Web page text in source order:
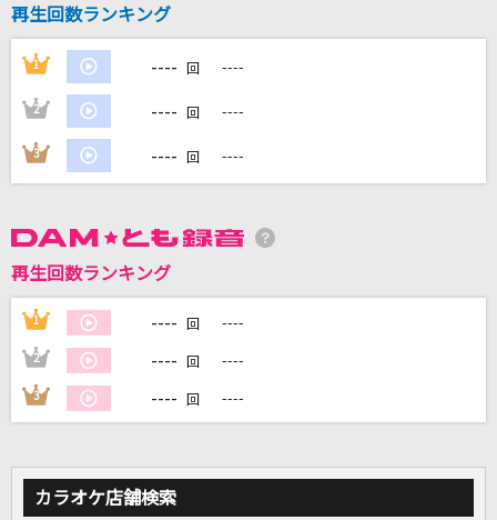
カラオケをもっと楽しもう！
再生回数ランキング
1 ---- 回 ----
2 ---- 回 ----
3 ---- 回 ----
再生回数ランキング
1 ---- 回 ----
2 ---- 回 ----
3 ---- 回 ----
カラオケ店舗検索